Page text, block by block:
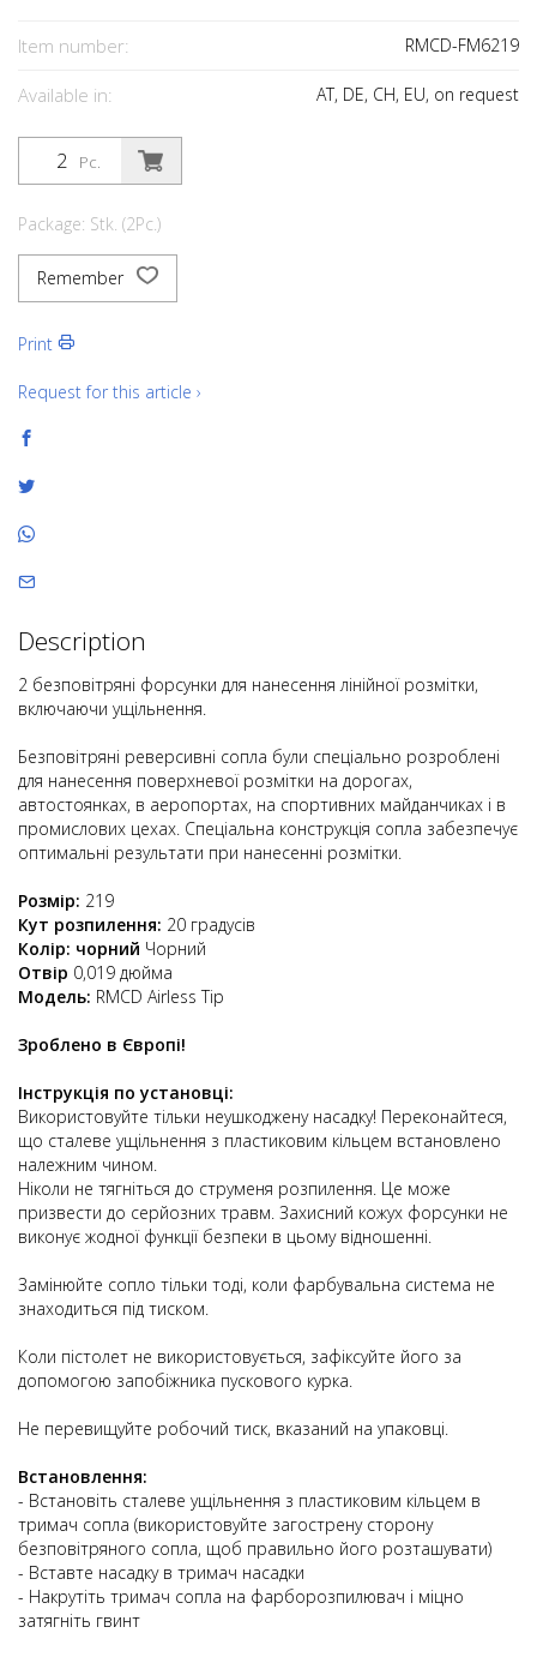
Item number: RMCD-FM6219
Available in: AT, DE, CH, EU, on request
Pc.
Package: Stk. (2Pc.)
Remember
Print
Request for this article ›
Description
2 безповітряні форсунки для нанесення лінійної розмітки,
включаючи ущільнення.
Безповітряні реверсивні сопла були спеціально розроблені
для нанесення поверхневої розмітки на дорогах,
автостоянках, в аеропортах, на спортивних майданчиках і в
промислових цехах. Спеціальна конструкція сопла забезпечує
оптимальні результати при нанесенні розмітки.
Розмір: 219
Кут розпилення: 20 градусів
Колір: чорний Чорний
Отвір 0,019 дюйма
Модель: RMCD Airless Tip
Зроблено в Європі!
Інструкція по установці:
Використовуйте тільки неушкоджену насадку! Переконайтеся,
що сталеве ущільнення з пластиковим кільцем встановлено
належним чином.
Ніколи не тягніться до струменя розпилення. Це може
призвести до серйозних травм. Захисний кожух форсунки не
виконує жодної функції безпеки в цьому відношенні.
Замінюйте сопло тільки тоді, коли фарбувальна система не
знаходиться під тиском.
Коли пістолет не використовується, зафіксуйте його за
допомогою запобіжника пускового курка.
Не перевищуйте робочий тиск, вказаний на упаковці.
Встановлення:
- Встановіть сталеве ущільнення з пластиковим кільцем в
тримач сопла (використовуйте загострену сторону
безповітряного сопла, щоб правильно його розташувати)
- Вставте насадку в тримач насадки
- Накрутіть тримач сопла на фарборозпилювач і міцно
затягніть гвинт